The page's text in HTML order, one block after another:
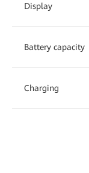
Display
Battery capacity
Charging